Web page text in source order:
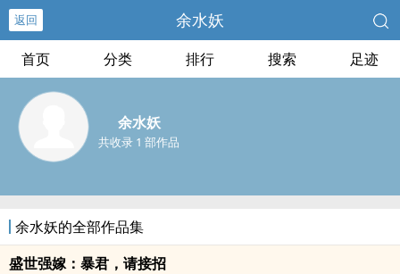
返回 余水妖
首页 分类 排行 搜索 足迹
余水妖
共收录 1 部作品
余水妖的全部作品集
盛世强嫁：暴君，请接招